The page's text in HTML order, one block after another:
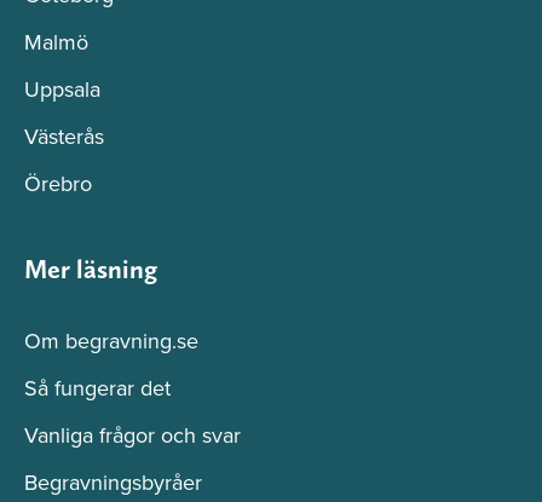
Malmö
Uppsala
Västerås
Örebro
Mer läsning
Om begravning.se
Så fungerar det
Vanliga frågor och svar
Begravningsbyråer